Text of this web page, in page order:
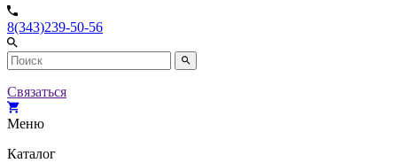
8(343)239-50-56
Связаться
Меню
Каталог